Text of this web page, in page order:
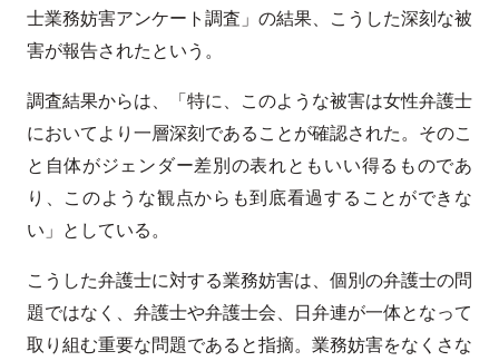
士業務妨害アンケート調査」の結果、こうした深刻な被
害が報告されたという。
調査結果からは、「特に、このような被害は女性弁護士
においてより一層深刻であることが確認された。そのこ
と自体がジェンダー差別の表れともいい得るものであ
り、このような観点からも到底看過することができな
い」としている。
こうした弁護士に対する業務妨害は、個別の弁護士の問
題ではなく、弁護士や弁護士会、日弁連が一体となって
取り組む重要な問題であると指摘。業務妨害をなくさな